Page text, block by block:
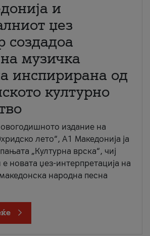
и
џез
создадоа
музичка
инспирирана од
културно
издание на
лето“, А1 Македонија ја
„Културна врска“, чиј
новата џез-интерпретација на
народна песна